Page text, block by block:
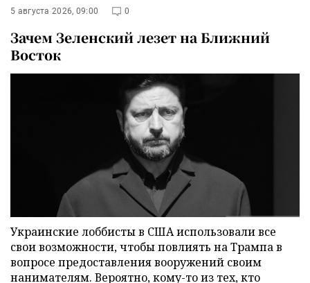
5 августа 2026, 09:00 0
Зачем Зеленский лезет на Ближний
Восток
Украинские лоббисты в США использовали все
свои возможности, чтобы повлиять на Трампа в
вопросе предоставления вооружений своим
нанимателям. Вероятно, кому-то из тех, кто